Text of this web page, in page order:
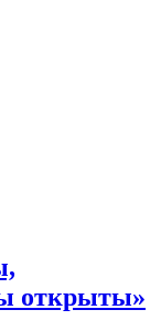
открыты»